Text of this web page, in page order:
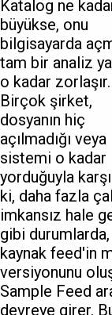
Katalog ne
büyükse, onu
bilgisayarda
tam bir analiz
o kadar zorlaşır.
Birçok şirket,
dosyanın hiç
açılmadığı veya
sistemi o kadar
yorduğuyla
ki, daha fazla
imkansız hale
gibi durumlarda,
kaynak feed'in
versiyonunu
Sample Feed
devreye girer.